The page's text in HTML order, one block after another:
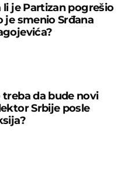
li je Partizan pogrešio
je smenio Srđana
treba da bude novi
Srbije posle